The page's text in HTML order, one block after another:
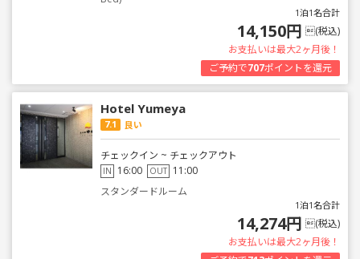
1泊1名合計
14,150円 (税込)
お支払いは最大2ヶ月後！
ご予約で707ポイントを還元
Hotel Yumeya
7.1 良い
チェックイン ~ チェックアウト
IN 16:00 OUT 11:00
スタンダードルーム
1泊1名合計
14,274円 (税込)
お支払いは最大2ヶ月後！